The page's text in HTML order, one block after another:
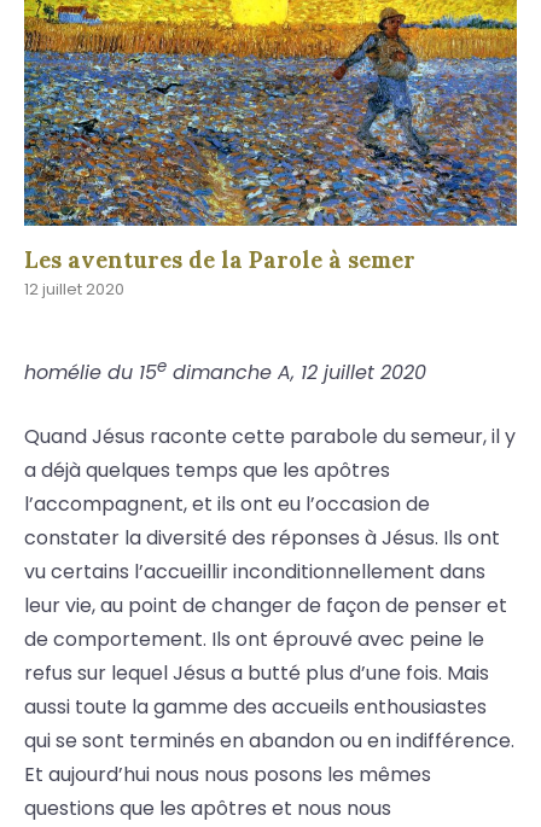
Les aventures de la Parole à semer
12 juillet 2020
homélie du 15e dimanche A, 12 juillet 2020
Quand Jésus raconte cette parabole du semeur, il y
a déjà quelques temps que les apôtres
l’accompagnent, et ils ont eu l’occasion de
constater la diversité des réponses à Jésus. Ils ont
vu certains l’accueillir inconditionnellement dans
leur vie, au point de changer de façon de penser et
de comportement. Ils ont éprouvé avec peine le
refus sur lequel Jésus a butté plus d’une fois. Mais
aussi toute la gamme des accueils enthousiastes
qui se sont terminés en abandon ou en indifférence.
Et aujourd’hui nous nous posons les mêmes
questions que les apôtres et nous nous